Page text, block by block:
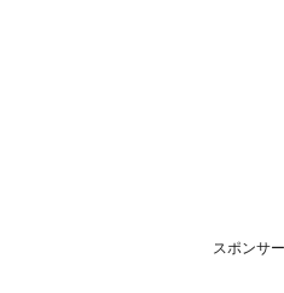
スポンサ